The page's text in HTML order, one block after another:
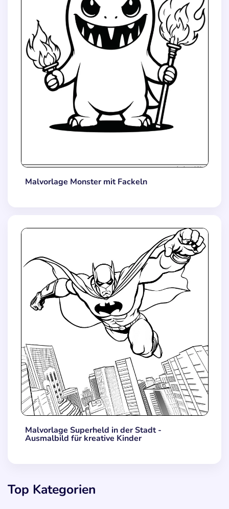
Malvorlage Monster mit Fackeln
Malvorlage Superheld in der Stadt -
Ausmalbild für kreative Kinder
Top Kategorien